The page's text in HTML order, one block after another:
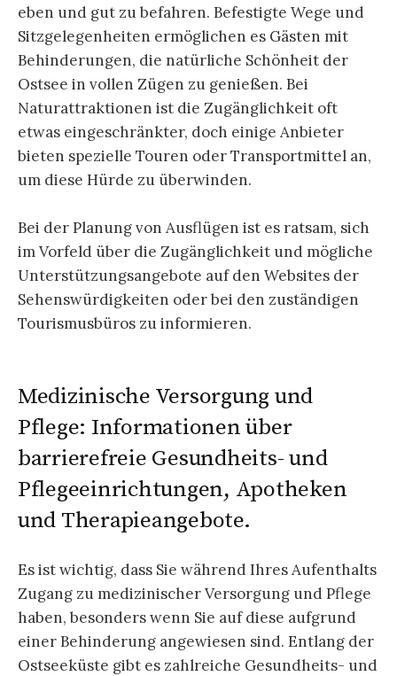
eben und gut zu befahren. Befestigte Wege und
Sitzgelegenheiten ermöglichen es Gästen mit
Behinderungen, die natürliche Schönheit der
Ostsee in vollen Zügen zu genießen. Bei
Naturattraktionen ist die Zugänglichkeit oft
etwas eingeschränkter, doch einige Anbieter
bieten spezielle Touren oder Transportmittel an,
um diese Hürde zu überwinden.
Bei der Planung von Ausflügen ist es ratsam, sich
im Vorfeld über die Zugänglichkeit und mögliche
Unterstützungsangebote auf den Websites der
Sehenswürdigkeiten oder bei den zuständigen
Tourismusbüros zu informieren.
Medizinische Versorgung und
Pflege: Informationen über
barrierefreie Gesundheits- und
Pflegeeinrichtungen, Apotheken
und Therapieangebote.
Es ist wichtig, dass Sie während Ihres Aufenthalts
Zugang zu medizinischer Versorgung und Pflege
haben, besonders wenn Sie auf diese aufgrund
einer Behinderung angewiesen sind. Entlang der
Ostseeküste gibt es zahlreiche Gesundheits- und